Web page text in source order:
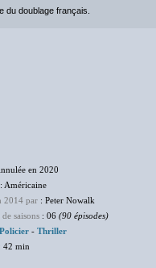
du doublage français.
en 2020
: Américaine
2014 par : Peter Nowalk
saisons : 06 (90 épisodes)
Policier - Thriller
: 42 min